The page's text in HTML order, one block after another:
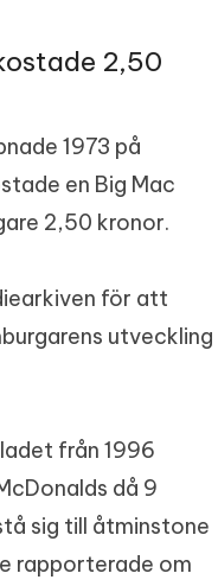
2,50
1973 på
en Big Mac
2,50 kronor.
för att
utveckling
från 1996
då 9
sig till åtminstone
rapporterade om